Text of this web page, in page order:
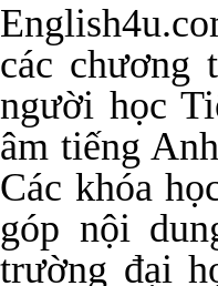
các chương
người học
âm tiếng
Các khóa
góp nội
trường đại